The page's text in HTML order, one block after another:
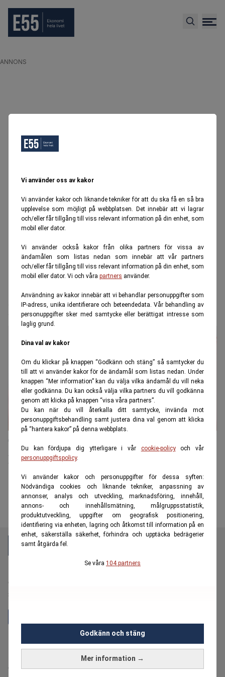
Vi använder oss av kakor
Vi använder kakor och liknande tekniker för att du ska få en så bra
upplevelse som möjligt på webbplatsen. Det innebär att vi lagrar
och/eller får tillgång till viss relevant information på din enhet, som
mobil eller dator.
Vi använder också kakor från olika partners för vissa av
ändamålen som listas nedan som innebär att vår partners
och/eller får tillgång till viss relevant information på din enhet, som
mobil eller dator. Vi och våra partners använder.
Användning av kakor innebär att vi behandlar personuppgifter som
IP-adress, unika identifierare och beteendedata. Vår behandling av
personuppgifter sker med samtycke eller berättigat intresse som
laglig grund.
Dina val av kakor
Om du klickar på knappen “Godkänn och stäng” så samtycker du
till att vi använder kakor för de ändamål som listas nedan. Under
knappen “Mer information” kan du välja vilka ändamål du vill neka
eller godkänna. Du kan också välja vilka partners du vill godkänna
genom att klicka på knappen “visa våra partners”.
Du kan när du vill återkalla ditt samtycke, invända mot
personuppgiftsbehandling samt justera dina val genom att klicka
på “hantera kakor” på denna webbplats.
Du kan fördjupa dig ytterligare i vår cookie-policyoch vår
personuppgiftspolicy.
Vi använder kakor och personuppgifter för dessa syften:
Nödvändiga cookies och liknande tekniker, anpassning av
annonser, analys och utveckling, marknadsföring, innehåll,
annons- och innehållsmätning, målgruppsstatistik,
produktutveckling, uppgifter om geografisk positionering,
identifiering via enheten, lagring och åtkomst till information på en
enhet, säkerställa säkerhet, förhindra och upptäcka bedrägerier
samt åtgärda fel.
Se våra 104 partners
Mer information →
Godkänn och stäng
ANNONS
Rattfylla
Trafikbrotten som kan kosta dig
körkortet
E55 är en oberoende och kostnadsfri nyhetskanal för
dig över 55 år som vill fördjupa dig i ekonomi,
sparande, pension och plånboksnära frågor.
Hantera prenumeration
Cookiepolicy